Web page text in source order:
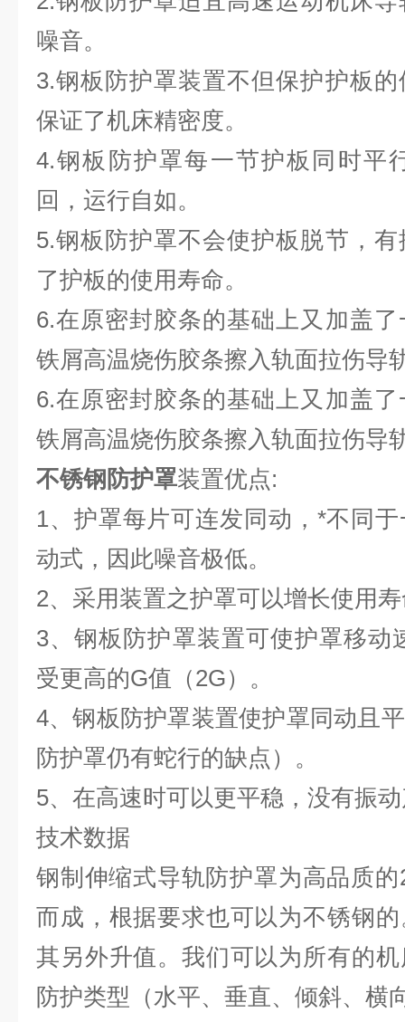
噪音。
3.钢板防护罩装置不但保护护板
保证了机床精密度。
4.钢板防护罩每一节护板同时平
回，运行自如。
5.钢板防护罩不会使护板脱节，
了护板的使用寿命。
6.在原密封胶条的基础上又加盖
铁屑高温烧伤胶条擦入轨面拉
6.在原密封胶条的基础上又加盖
铁屑高温烧伤胶条擦入轨面拉
不锈钢防护罩装置优点:
1、护罩每片可连发同动，*不同
动式，因此噪音极低。
2、采用装置之护罩可以增长使用
3、钢板防护罩装置可使护罩移动
受更高的G值（2G）。
4、钢板防护罩装置使护罩同动且
防护罩仍有蛇行的缺点）。
5、在高速时可以更平稳，没有振
技术数据
钢制伸缩式导轨防护罩为高品质
而成，根据要求也可以为不锈钢
其另外升值。我们可以为所有的
防护类型（水平、垂直、倾斜、横